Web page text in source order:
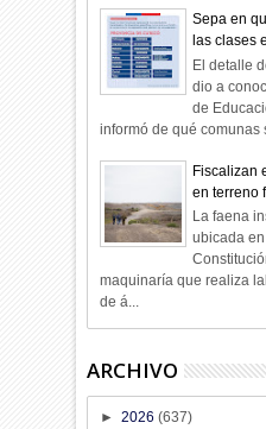
Sepa en
las clases
El detalle
dio a
de
informó de qué comunas
Fiscalizan
en terreno
La faena
ubicada
maquinaría que realiza
de á...
ARCHIVO
►2026(637)